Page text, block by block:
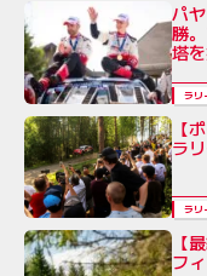
パ
勝
塔
ラリ
【
ラ
ラリ
【
フ